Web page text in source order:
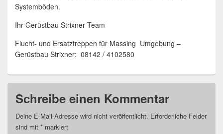
Systemböden.
Ihr Gerüstbau Strixner Team
Flucht- und Ersatztreppen für Massing Umgebung –
Gerüstbau Strixner: 08142 / 4102580
Schreibe einen Kommentar
Deine E-Mail-Adresse wird nicht veröffentlicht. Erforderliche Felder
sind mit * markiert